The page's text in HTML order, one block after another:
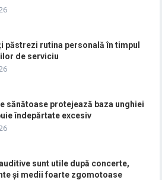
păstrezi rutina personală în timpul
de serviciu
sănătoase protejează baza unghiei
îndepărtate excesiv
sunt utile după concerte,
și medii foarte zgomotoase